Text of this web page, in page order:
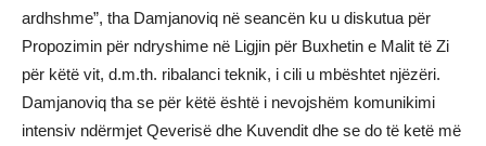
ardhshme”, tha Damjanoviq në seancën ku u diskutua për
Propozimin për ndryshime në Ligjin për Buxhetin e Malit të Zi
për këtë vit, d.m.th. ribalanci teknik, i cili u mbështet njëzëri.
Damjanoviq tha se për këtë është i nevojshëm komunikimi
intensiv ndërmjet Qeverisë dhe Kuvendit dhe se do të ketë më